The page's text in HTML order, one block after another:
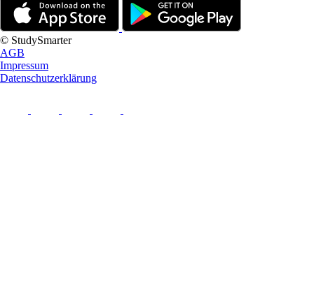
© StudySmarter
AGB
Impressum
Datenschutzerklärung